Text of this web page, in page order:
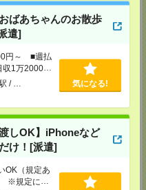
ばあちゃんのお散歩
遣]
円～ ■週払
1万2000円
/ … 気になる!
しOK】iPhoneなど
け！[派遣]
（規定あ
※規定によ
階
ル6F